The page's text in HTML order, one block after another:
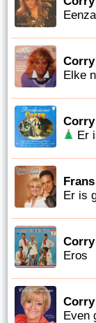
Elke
Er
Er is
Corry
Eros
Even